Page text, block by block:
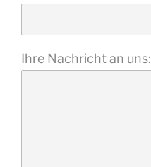
Ihre Nachricht an uns: